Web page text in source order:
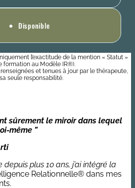
Disponible
l’exactitude de la mention « Statut »
formation au Modèle IR®).
et tenues à jour par le thérapeute,
seule responsabilité.
sûrement le miroir dans lequel
même ”
plus 10 ans, j’ai intégré la
Relationnelle® dans mes